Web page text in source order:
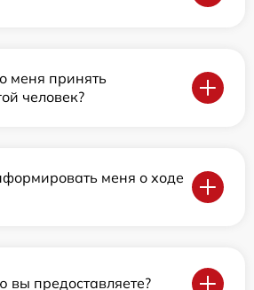
меня принять
человек?
меня о ходе
вы предоставляете?